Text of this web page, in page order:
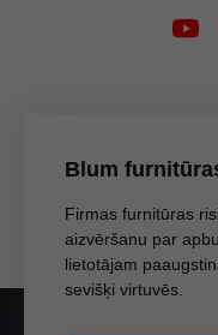
Blum
Firmas furnitūras
aizvēršanu par
lietotājam
sevišķi virtuvēs.